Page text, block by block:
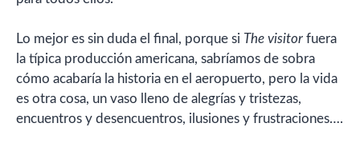
Lo mejor es sin duda el final, porque si The visitor fuera
la típica producción americana, sabríamos de sobra
cómo acabaría la historia en el aeropuerto, pero la vida
es otra cosa, un vaso lleno de alegrías y tristezas,
encuentros y desencuentros, ilusiones y frustraciones….